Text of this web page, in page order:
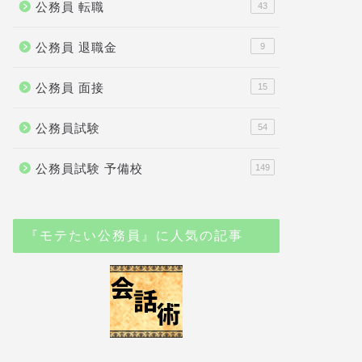
公務員 転職 43
公務員 退職金 9
公務員 面接 15
公務員試験 54
公務員試験 予備校 149
『モテたい公務員』に人気の記事